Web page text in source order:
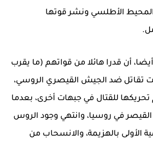
الأطلسي ونشر قوتها
أن قدرا هائلا من قواتهم (ما يقرب
كانت تقاتل ضد الجيش القيصري الروسي،
للقتال في جبهات أخرى، بعدما
في روسيا، وانتهي وجود الروس
الأولى بالهزيمة، والانسحاب من